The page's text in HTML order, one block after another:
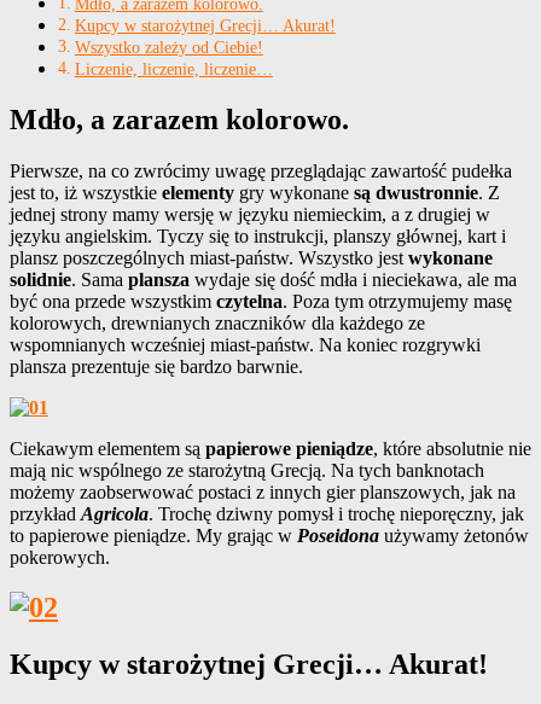
Kupcy w starożytnej Grecji… Akurat!
Wszystko zależy od Ciebie!
Liczenie, liczenie, liczenie…
Mdło, a zarazem kolorowo.
Pierwsze, na co zwrócimy uwagę przeglądając zawartość pudełka
jest to, iż wszystkie elementy gry wykonane są dwustronnie. Z
jednej strony mamy wersję w języku niemieckim, a z drugiej w
języku angielskim. Tyczy się to instrukcji, planszy głównej, kart i
plansz poszczególnych miast-państw. Wszystko jest wykonane
solidnie. Sama plansza wydaje się dość mdła i nieciekawa, ale ma
być ona przede wszystkim czytelna. Poza tym otrzymujemy masę
kolorowych, drewnianych znaczników dla każdego ze
wspomnianych wcześniej miast-państw. Na koniec rozgrywki
plansza prezentuje się bardzo barwnie.
Ciekawym elementem są papierowe pieniądze, które absolutnie nie
mają nic wspólnego ze starożytną Grecją. Na tych banknotach
możemy zaobserwować postaci z innych gier planszowych, jak na
przykład Agricola. Trochę dziwny pomysł i trochę nieporęczny, jak
to papierowe pieniądze. My grając w Poseidona używamy żetonów
pokerowych.
Kupcy w starożytnej Grecji… Akurat!